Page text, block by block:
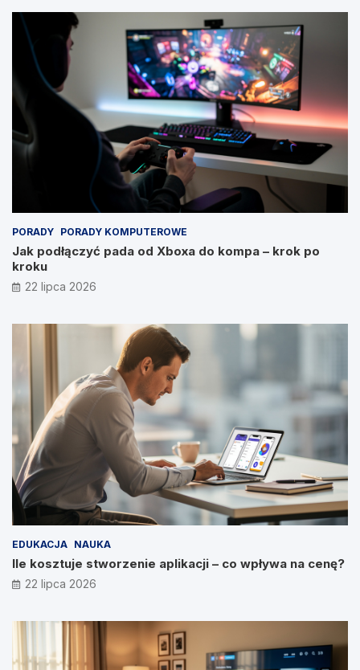
PORADY PORADY KOMPUTEROWE
Jak podłączyć pada od Xboxa do kompa – krok po
kroku
22 lipca 2026
EDUKACJA NAUKA
Ile kosztuje stworzenie aplikacji – co wpływa na cenę?
22 lipca 2026